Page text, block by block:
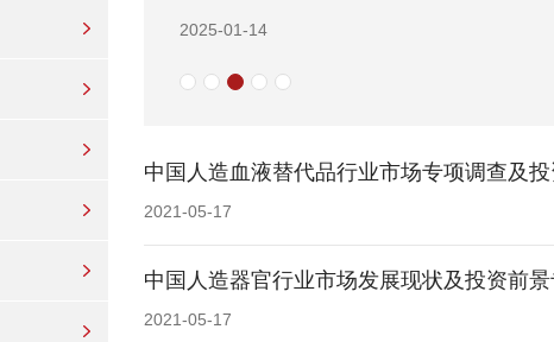
2025-01-14
中国人造血液替代品行业市场专项调查及
2021-05-17
中国人造器官行业市场发展现状及投资前
2021-05-17